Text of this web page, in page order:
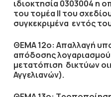
ιδιοκτησία 0303004 η
του τομέα ΙΙ του
συγκεκριμένα εντός
ΘΕΜΑ 12ο: Απαλλαγή
απόδοσης
μετατόπιση δικτύων
Αγγελιανών).